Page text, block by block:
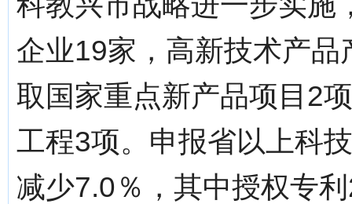
企业19家，高新技术产
取国家重点新产品项目2
工程3项。申报省以上科
减少7.0％，其中授权专